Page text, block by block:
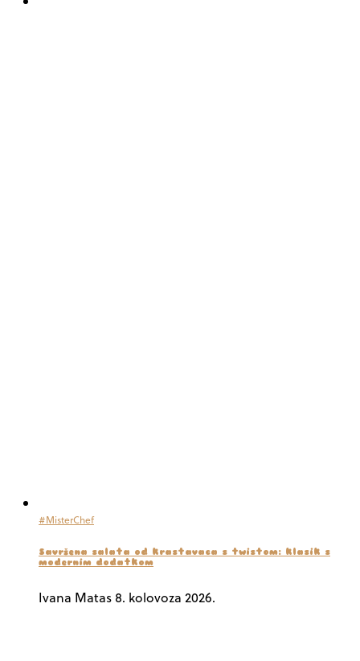
#MisterChef
Savršena salata od krastavaca s twistom: klasik s
modernim dodatkom
Ivana Matas 8. kolovoza 2026.